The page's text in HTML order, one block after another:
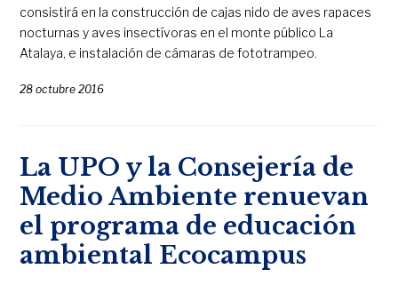
consistirá en la construcción de cajas nido de aves rapaces
nocturnas y aves insectívoras en el monte público La
Atalaya, e instalación de cámaras de fototrampeo.
28 octubre 2016
La UPO y la Consejería de
Medio Ambiente renuevan
el programa de educación
ambiental Ecocampus